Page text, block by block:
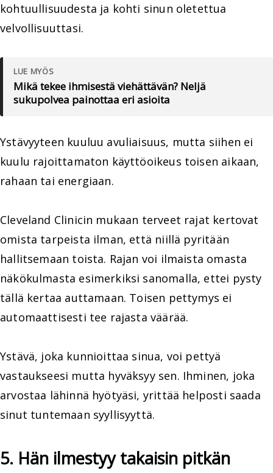
kohtuullisuudesta ja kohti sinun oletettua
velvollisuuttasi.
LUE MYÖS
Mikä tekee ihmisestä viehättävän? Neljä
sukupolvea painottaa eri asioita
Ystävyyteen kuuluu avuliaisuus, mutta siihen ei
kuulu rajoittamaton käyttöoikeus toisen aikaan,
rahaan tai energiaan.
Cleveland Clinicin mukaan terveet rajat kertovat
omista tarpeista ilman, että niillä pyritään
hallitsemaan toista. Rajan voi ilmaista omasta
näkökulmasta esimerkiksi sanomalla, ettei pysty
tällä kertaa auttamaan. Toisen pettymys ei
automaattisesti tee rajasta väärää.
Ystävä, joka kunnioittaa sinua, voi pettyä
vastaukseesi mutta hyväksyy sen. Ihminen, joka
arvostaa lähinnä hyötyäsi, yrittää helposti saada
sinut tuntemaan syyllisyyttä.
5. Hän ilmestyy takaisin pitkän